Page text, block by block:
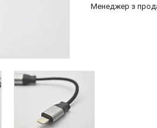
Менеджер з